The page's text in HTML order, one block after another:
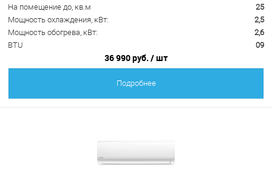
На помещение до, кв.м
25
Мощность охлаждения, кВт:
2,5
Мощность обогрева, кВт:
2,6
BTU
09
36 990 руб. / шт
Подробнее